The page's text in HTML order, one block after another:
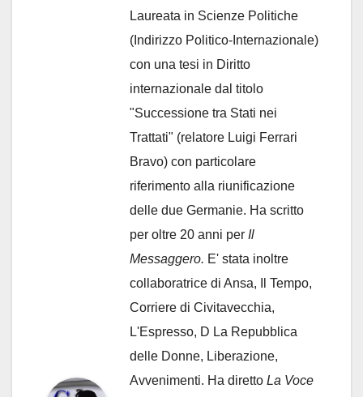
Laureata in Scienze Politiche
(Indirizzo Politico-Internazionale)
con una tesi in Diritto
internazionale dal titolo
"Successione tra Stati nei
Trattati" (relatore Luigi Ferrari
Bravo) con particolare
riferimento alla riunificazione
delle due Germanie. Ha scritto
per oltre 20 anni per Il
Messaggero. E' stata inoltre
collaboratrice di Ansa, Il Tempo,
Corriere di Civitavecchia,
L'Espresso, D La Repubblica
delle Donne, Liberazione,
Avvenimenti. Ha diretto La Voce